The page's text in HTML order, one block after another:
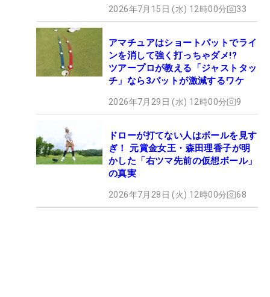
2026年7月15日 (水) 12時00分 33
アマチュアはショートパットでライ
ンを消して強く打っちゃダメ!?
ツアープロが教える「ジャストタッ
チ」なら3パットが激減するワケ
2026年7月29日 (水) 12時00分 9
ドローが打てない人はボールを見す
ぎ！ 元賞金女王・森田理香子が明
かした「右ツマ先前の仮想ボール」
の真実
2026年7月28日 (火) 12時00分 68